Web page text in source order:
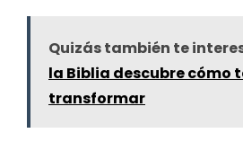
Quizás también te
la Biblia descubre cómo
transformar